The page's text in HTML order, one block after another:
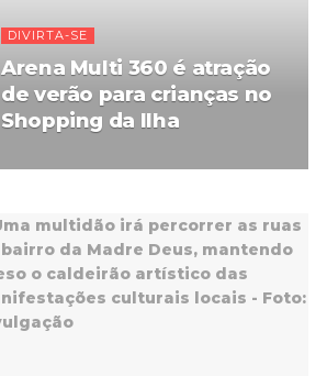
DIVIRTA-SE
Arena Multi 360 é atração
de verão para crianças no
Shopping da Ilha